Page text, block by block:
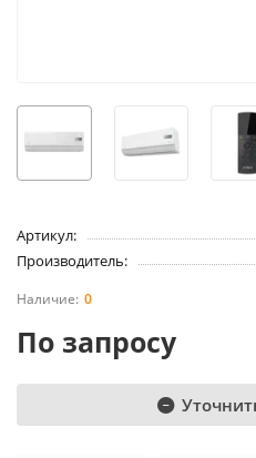
Артикул:
Производитель:
0
По запросу